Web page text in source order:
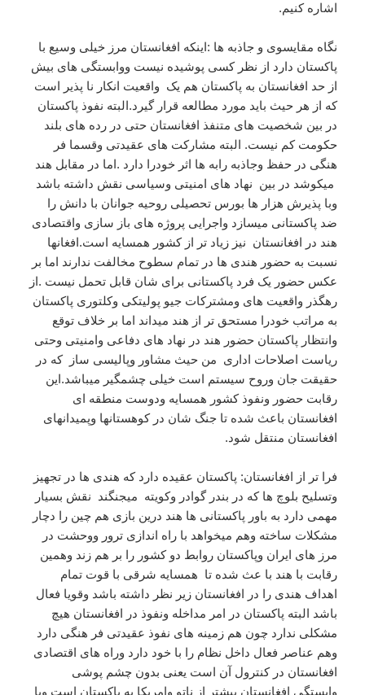
اشاره کنیم.
نگاه مقایسوی و جاذبه ها :اینکه افغانستان مرز خیلی وسیع با
پاکستان دارد از نظر کسی پوشیده نیست ووابستگی های بیش
از حد افغانستان به پاکستان هم یک واقعیت انکار نا پذیر است
که از هر حیث باید مورد مطالعه قرار گیرد.البته نفوذ پاکستان
در بین شخصیت های متنفذ افغانستان حتی در رده های بلند
حکومت کم نیست. البته مشارکت های عقیدتی وقسما فر
هنگی در حفظ وجاذبه رابه ها اثر خودرا دارد .اما در مقابل هند
میکوشد در بین نهاد های امنیتی وسیاسی نقش داشته باشد
وبا پذیرش هزار ها بورس تحصیلی روحیه جوانان با دانش را
ضد پاکستانی میسازد واجرایی پروژه های باز سازی واقتصادی
هند در افغانستان نیز زیاد تر از کشور همسایه است.افغانها
نسبت به حضور هندی ها در تمام سطوح مخالفت ندارند اما بر
عکس حضور یک فرد پاکستانی برای شان قابل تحمل نیست .از
رهگذر واقعیت های ومشترکات جیو پولیتکی وکلتوری پاکستان
به مراتب خودرا مستحق تر از هند میداند اما بر خلاف توقع
وانتظار پاکستان حضور هند در نهاد های دفاعی وامنیتی وحتی
ریاست اصلاحات اداری من حیث مشاور وپالیسی ساز که در
حقیقت جان وروح سیستم است خیلی چشمگیر میباشد.این
رقابت حضور ونفوذ کشور همسایه ودوست منطقه ای
افغانستان باعث شده تا جنگ شان در کوهستانها وپمیدانهای
افغانستان منتقل شود.
فرا تر از افغانستان: پاکستان عقیده دارد که هندی ها در تجهیز
وتسلیح بلوچ ها که در بندر گوادر وکویته میجنگند نقش بسیار
مهمی دارد به باور پاکستانی ها هند درین بازی هم چین را دچار
مشکلات ساخته وهم میخواهد با راه اندازی ترور ووحشت در
مرز های ایران وپاکستان روابط دو کشور را بر هم زند وهمین
رقابت با هند با عث شده تا همسایه شرقی با قوت تمام
اهداف هندی را در افغانستان زیر نظر داشته باشد وقویا فعال
باشد البته پاکستان در امر مداخله ونفوذ در افغانستان هیچ
مشکلی ندارد چون هم زمینه های نفوذ عقیدتی فر هنگی دارد
وهم عناصر فعال داخل نظام را با خود دارد وراه های اقتصادی
افغانستان در کنترول آن است یعنی بدون چشم پوشی
وابستگی افغانستان بیشتر از ناتو وامریکا به پاکستان است وبا